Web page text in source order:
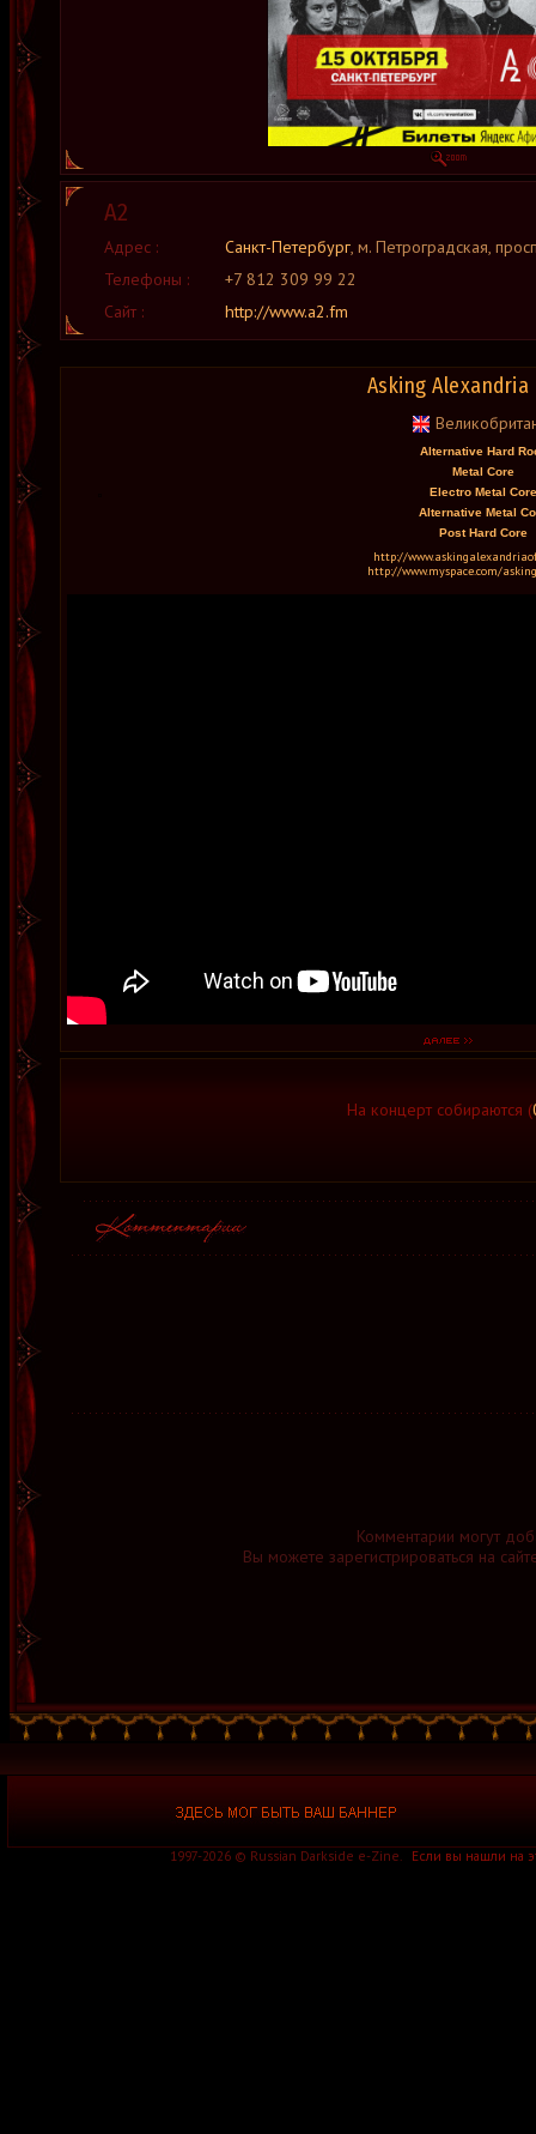
А2
Адрес : Санкт-Петербург, м. Петроградская,
Телефоны :
+7 812 309 99 22
Сайт :
http://www.a2.fm
Asking Alexandria
Alternative Hard
Metal Core
Electro Metal Core
Alternative Metal
Post Hard Core
http://
http://www.myspace.com/
На концерт собираются (
Комментарии могут
Вы можете зарегистрироваться на
1997-2026 © Russian Darkside e-Zine. Если вы нашли на